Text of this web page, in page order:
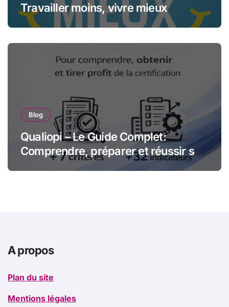
Travailler moins, vivre mieux
Blog
Qualiopi – Le Guide Complet:
Comprendre, préparer et réussir sa
certification qualité pour les
A propos
Plan du site
Mentions légales